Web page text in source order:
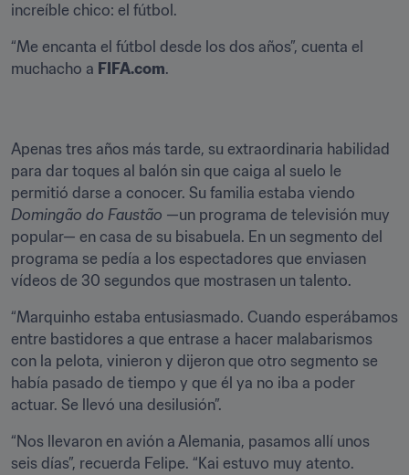
increíble chico: el fútbol.
“Me encanta el fútbol desde los dos años”, cuenta el
muchacho a FIFA.com.
Apenas tres años más tarde, su extraordinaria habilidad
para dar toques al balón sin que caiga al suelo le
Domingão do Faustão —un programa de televisión muy
popular— en casa de su bisabuela. En un segmento del
programa se pedía a los espectadores que enviasen
vídeos de 30 segundos que mostrasen un talento.
“Marquinho estaba entusiasmado. Cuando esperábamos
entre bastidores a que entrase a hacer malabarismos
con la pelota, vinieron y dijeron que otro segmento se
había pasado de tiempo y que él ya no iba a poder
actuar. Se llevó una desilusión”.
“Nos llevaron en avión a Alemania, pasamos allí unos
seis días”, recuerda Felipe. “Kai estuvo muy atento.